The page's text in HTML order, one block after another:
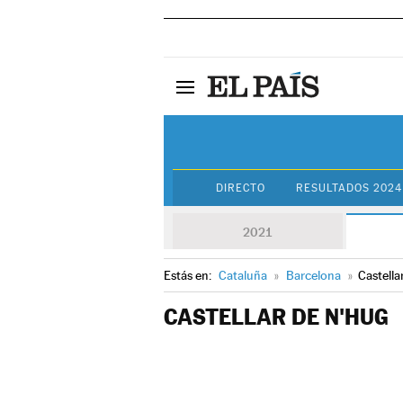
DIRECTO RESULTADOS 2024
2021
Estás en: Cataluña » Barcelona »
CASTELLAR DE N'HUG